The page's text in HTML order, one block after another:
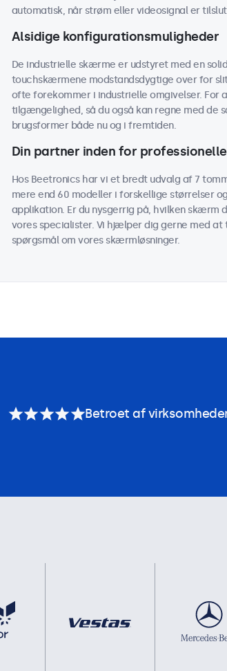
automatisk, når strøm eller videosignal er
Alsidige konfigurationsmuligheder
De industrielle skærme er udstyret med en
touchskærmene modstandsdygtige over for
ofte forekommer i industrielle omgivelser.
tilgængelighed, så du også kan regne med de
brugsformer både nu og i fremtiden.
Din partner inden for
Hos Beetronics har vi et bredt udvalg af 7
mere end 60 modeller i forskellige størrelser
applikation. Er du nysgerrig på, hvilken skærm
vores specialister. Vi hjælper dig gerne med
spørgsmål om vores skærmløsninger.
Betroet af